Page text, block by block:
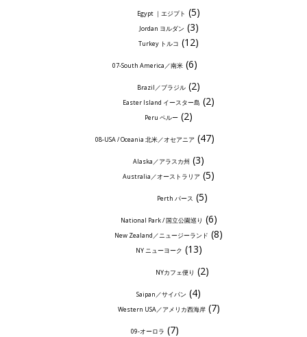
Egypt ｜エジプト (5)
Jordan ヨルダン (3)
Turkey トルコ (12)
07-South America／南米 (6)
Brazil／ブラジル (2)
Easter Island イースター島 (2)
Peru ペルー (2)
08-USA / Oceania 北米／オセアニア (47)
Alaska／アラスカ州 (3)
Australia／オーストラリア (5)
Perth パース (5)
National Park / 国立公園巡り (6)
New Zealand／ニュージーランド (8)
NY ニューヨーク (13)
NYカフェ便り (2)
Saipan／サイパン (4)
Western USA／アメリカ西海岸(7)
09-オーロラ (7)